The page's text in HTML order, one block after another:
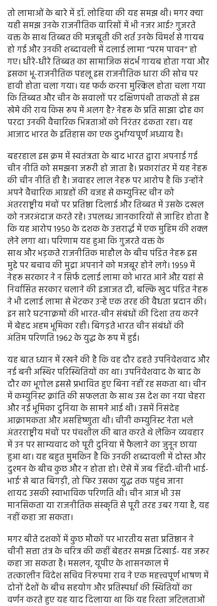
तो लामाओं के बारे में डॉ. लोहिया की यह समझ थी। मगर क्या
यही समझ उनके राजनीतिक वारिसों में भी नजर आई? गुजरते
वक्त के साथ तिब्बत की मजबूती की शर्त उनके विमर्श से गायब
हो गई और उनकी शब्दावली में दलाई लामा “परम पावन” हो
गए। धीरे-धीरे तिब्बत का सामाजिक संदर्भ गायब होता गया और
इसका भू-राजनीतिक पहलू इस राजनीतिक धारा की सोच पर
हावी होता चला गया। यह फर्क करना मुश्किल होता चला गया
कि तिब्बत और चीन के सवालों पर दक्षिणपंथी ताकतों से इस
खेमे की राय किस रूप में अलग है? नेहरू के प्रति साझा द्रोह का
परदा उनकी वैचारिक भिन्नताओं को निरंतर ढंकता रहा। यह
आजाद भारत के इतिहास का एक दुर्भाग्यपूर्ण अध्याय है।
बहरहाल इस क्रम में स्वतंत्रता के बाद भारत द्वारा अपनाई गई
चीन नीति को समझना जरूरी हो जाता है। प्रकारांतर में यह नेहरू
की चीन नीति ही है। जवाहर लाल नेहरू पर आरोप है कि उन्होंने
अपने वैचारिक आग्रहों की वजह से कम्युनिस्ट चीन को
अंतरराष्ट्रीय मंचों पर प्रतिष्ठा दिलाई और तिब्बत में उसके दखल
को नजरअंदाज करते रहे। उपलब्ध जानकारियों से जाहिर होता है
कि यह आरोप 1950 के दशक के उत्तरार्द्ध में एक मुहिम की शक्ल
लेने लगा था। परिणाम यह हुआ कि गुजरते वक्त के
साथ और भड़कते राजनीतिक माहौल के बीच पंडित नेहरू इस
मुद्दे पर बचाव की मुद्रा अपनाने को मजबूर होने लगे। 1959 में
नेहरू सरकार ने न सिर्फ दलाई लामा को भारत आने औऱ यहां से
निर्वासित सरकार चलाने की इजाजत दी, बल्कि खुद पंडित नेहरू
ने भी दलाई लामा से भेंटकर उन्हें एक तरह की वैधता प्रदान की।
इन सारे घटनाक्रमों की भारत-चीन संबंधों की दिशा तय करने
में बेहद अहम भूमिका रही। बिगड़ते भारत चीन संबंधों की
अंतिम परिणति 1962 के युद्ध के रूप में हुई।
यह बात ध्यान में रखने की है कि वह दौर ढहते उपनिवेशवाद और
नई बनी अस्थिर परिस्थितियों का था। उपनिवेशवाद के बाद के
दौर का भूगोल इससे प्रभावित हुए बिना नहीं रह सकता था। चीन
में कम्युनिस्ट क्रांति की सफलता के साथ उस देश का नया चेहरा
और नई भूमिका दुनिया के सामने आई थी। उसमें निसंदेह
आक्रामकता और असहिष्णुता थी। चीनी कम्युनिस्ट नेता भले
अंतरराष्ट्रीय मंचों पर पंचशील की बात करते थे लेकिन व्यवहार
में उन पर साम्यवाद को पूरी दुनिया में फैलाने का जुनून छाया
हुआ था। यह बहुत मुमकिन है कि उनकी शब्दावली में दोस्त और
दुश्मन के बीच कुछ और न होता हो। ऐसे में जब ‘हिंदी-चीनी भाई-
भाई’ से बात बिगड़ी, तो फिर उसका युद्ध तक पहुंच जाना
शायद उसकी स्वाभाविक परिणति थी। चीन आज भी उस
मानसिकता या राजनीतिक संस्कृति से पूरी तरह उबर गया है, यह
नहीं कहा जा सकता।
मगर बीते दशकों में कुछ मौकों पर भारतीय सत्ता प्रतिष्ठान ने
चीनी सत्ता तंत्र के चरित्र की कहीं बेहतर समझ दिखाई- यह जरूर
कहा जा सकता है। मसलन, यूपीए के शासनकाल में
तत्कालीन विदेश सचिव निरुपमा राव ने एक महत्त्वपूर्ण भाषण में
दोनों देशों के बीच सहयोग और प्रतिस्पर्धा की स्थितियों का
वर्णन करते हुए यह याद दिलाया था कि यह रिश्ता जटिलताओं